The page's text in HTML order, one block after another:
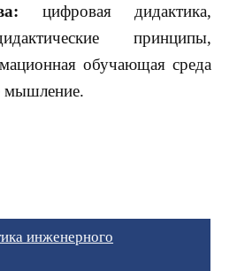
цифровая дидактика,
принципы,
обучающая среда
инженерного